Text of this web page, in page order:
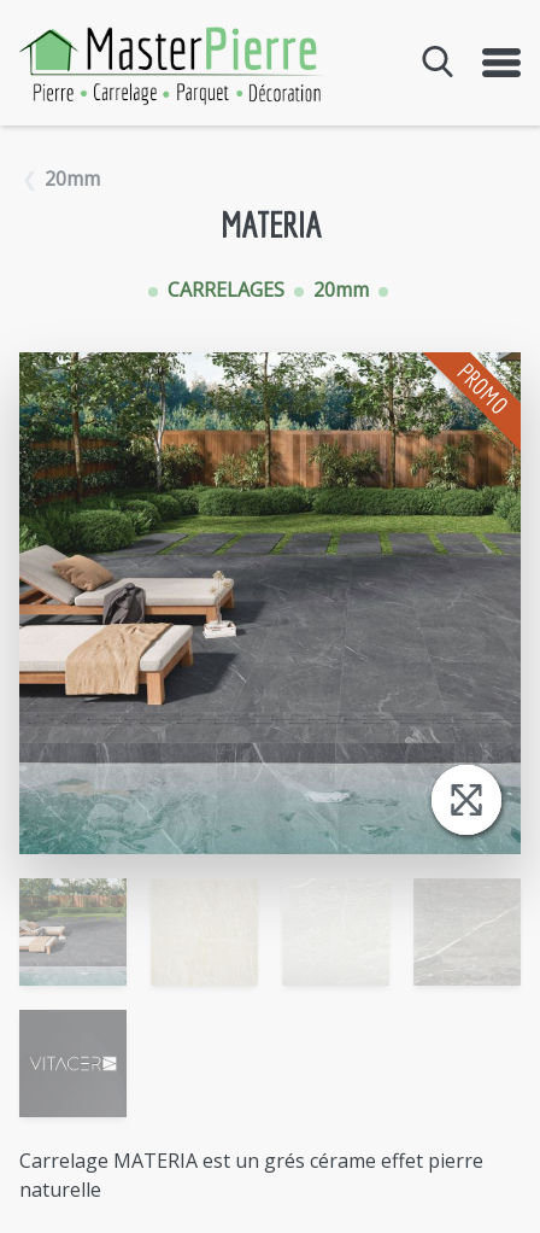
20mm
MATERIA
CARRELAGES 20mm
PROMO
Carrelage MATERIA est un grés cérame effet pierre
naturelle